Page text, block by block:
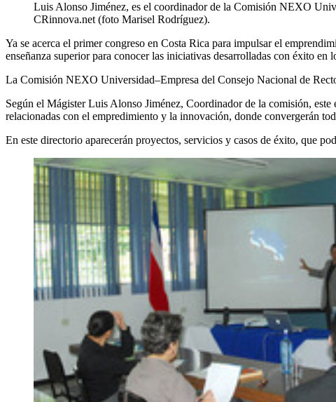
Luis Alonso Jiménez, es el coordinador de la Comisión NEXO
CRinnova.net (foto Marisel Rodríguez).
Ya se acerca el primer congreso en Costa Rica para impulsar el
enseñanza superior para conocer las iniciativas desarrolladas con éxito en
La Comisión NEXO Universidad–Empresa del Consejo Nacional de
Según el Mágister Luis Alonso Jiménez, Coordinador de la comisión,
relacionadas con el empredimiento y la innovación, donde convergerán
En este directorio aparecerán proyectos, servicios y casos de éxito, que